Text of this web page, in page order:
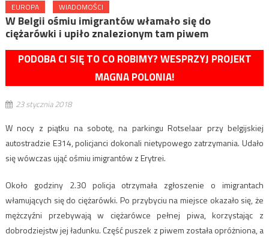
EUROPA WIADOMOŚCI
W Belgii ośmiu imigrantów włamało się do
ciężarówki i upiło znalezionym tam piwem
PODOBA CI SIĘ TO CO ROBIMY? WESPRZYJ PROJEKT
MAGNA POLONIA!
23 stycznia 2018
W nocy z piątku na sobotę, na parkingu Rotselaar przy belgijskiej
autostradzie E314, policjanci dokonali nietypowego zatrzymania. Udało
się wówczas ująć ośmiu imigrantów z Erytrei.
Około godziny 2.30 policja otrzymała zgłoszenie o imigrantach
włamujących się do ciężarówki. Po przybyciu na miejsce okazało się, że
mężczyźni przebywają w ciężarówce pełnej piwa, korzystając z
dobrodziejstw jej ładunku. Część puszek z piwem została opróżniona, a